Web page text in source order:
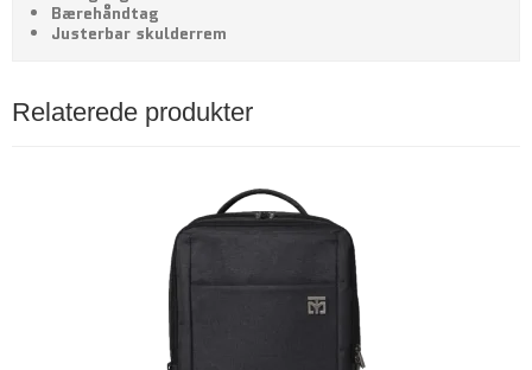
Bærehåndtag
Justerbar skulderrem
Relaterede produkter